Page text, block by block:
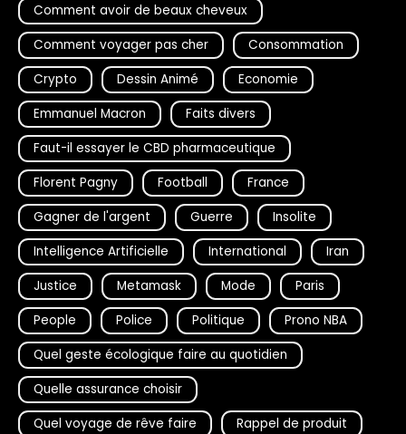
Comment avoir de beaux cheveux
Comment voyager pas cher
Consommation
Crypto
Dessin Animé
Economie
Emmanuel Macron
Faits divers
Faut-il essayer le CBD pharmaceutique
Florent Pagny
Football
France
Gagner de l'argent
Guerre
Insolite
Intelligence Artificielle
International
Iran
Justice
Metamask Mode
Paris
People
Police Politique
Prono NBA
Quel geste écologique faire au quotidien
Quelle assurance choisir
Quel voyage de rêve faire
Rappel de produit